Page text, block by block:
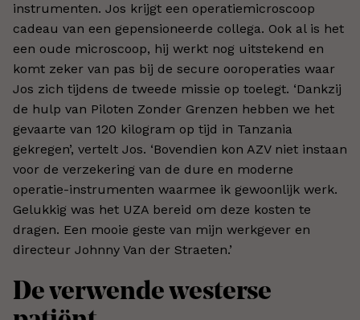
instrumenten. Jos krijgt een operatiemicroscoop
cadeau van een gepensioneerde collega. Ook al is het
een oude microscoop, hij werkt nog uitstekend en
komt zeker van pas bij de secure ooroperaties waar
Jos zich tijdens de tweede missie op toelegt. ‘Dankzij
de hulp van Piloten Zonder Grenzen hebben we het
gevaarte van 120 kilogram op tijd in Tanzania
gekregen’, vertelt Jos. ‘Bovendien kon AZV niet instaan
voor de verzekering van de dure en moderne
operatie-instrumenten waarmee ik gewoonlijk werk.
Gelukkig was het UZA bereid om deze kosten te
dragen. Een mooie geste van mijn werkgever en
directeur Johnny Van der Straeten.’
De verwende westerse